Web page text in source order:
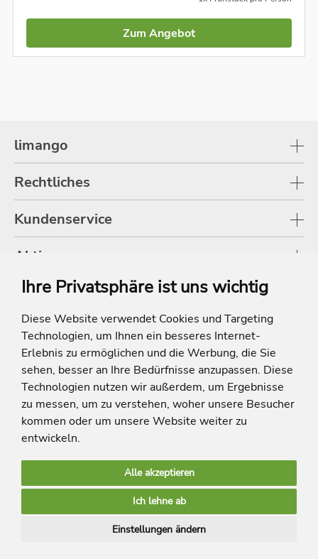
Ihre Privatsphäre ist uns wichtig
Diese Website verwendet Cookies und Targeting
Technologien, um Ihnen ein besseres Internet-
Erlebnis zu ermöglichen und die Werbung, die Sie
sehen, besser an Ihre Bedürfnisse anzupassen. Diese
Technologien nutzen wir außerdem, um Ergebnisse
zu messen, um zu verstehen, woher unsere Besucher
kommen oder um unsere Website weiter zu
entwickeln.
Alle akzeptieren
Ich lehne ab
Einstellungen ändern
Zum Angebot
limango
Rechtliches
Kundenservice
Aktionen
Shop
* Die Ersparnis bezieht sich auf die aktuellen Listenpreise der Hotels, bei
Paketangeboten auf die Summe der Preise der Einzelleistungen.
**Streichpreise beziehen sich auf die ursprünglichen Preise des Reiseveranstalters.
limango Apps